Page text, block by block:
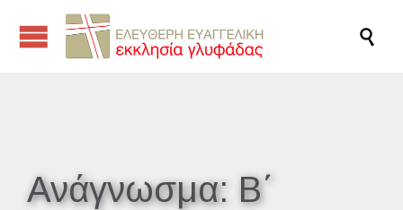

Ανάγνωσμα: Β΄